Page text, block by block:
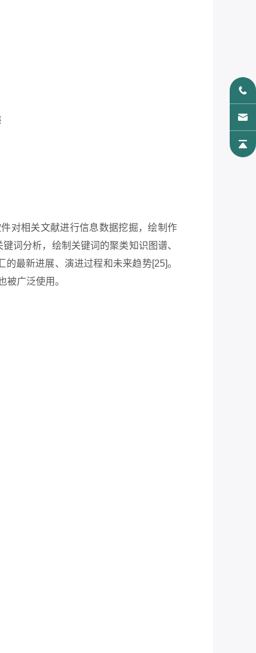
对相关文献进行信息数据挖掘，绘制作
词分析，绘制关键词的聚类知识图谱、
最新进展、演进过程和未来趋势[25]。
广泛使用。